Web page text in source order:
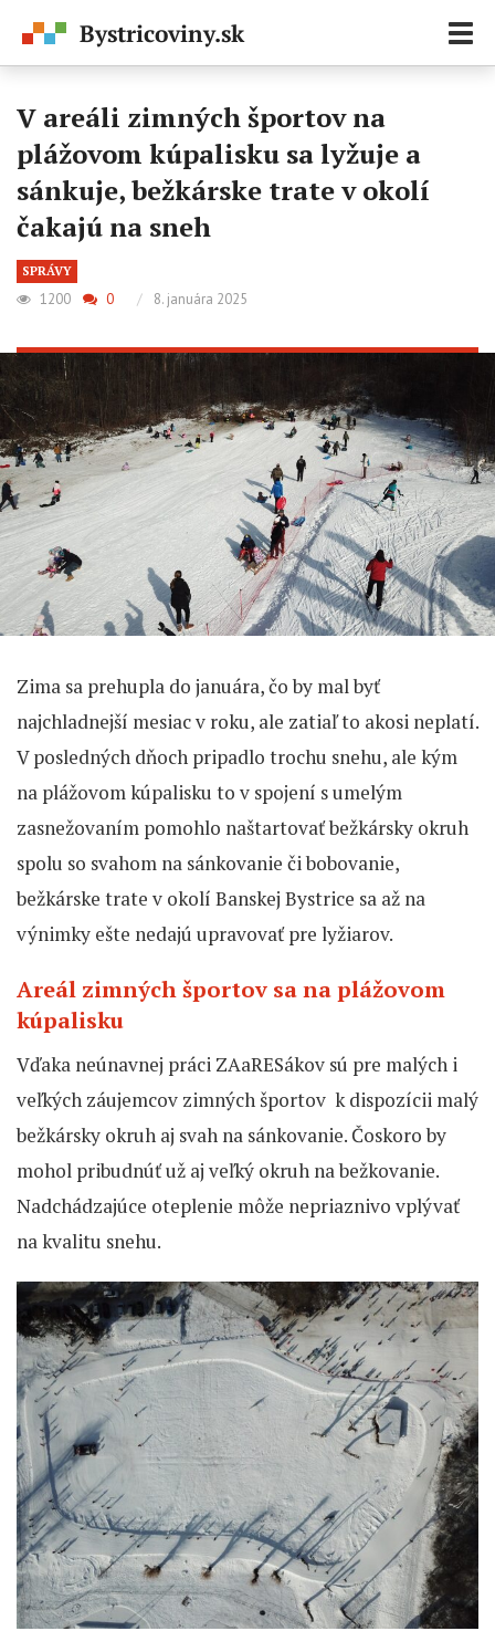
V areáli zimných športov na
plážovom kúpalisku sa lyžuje a
sánkuje, bežkárske trate v okolí
čakajú na sneh
SPRÁVY
1200 0 / 8. januára 2025
Zima sa prehupla do januára, čo by mal byť
najchladnejší mesiac v roku, ale zatiaľ to akosi neplatí.
V posledných dňoch pripadlo trochu snehu, ale kým
na plážovom kúpalisku to v spojení s umelým
zasnežovaním pomohlo naštartovať bežkársky okruh
spolu so svahom na sánkovanie či bobovanie,
bežkárske trate v okolí Banskej Bystrice sa až na
výnimky ešte nedajú upravovať pre lyžiarov.
Areál zimných športov sa na plážovom
kúpalisku
Vďaka neúnavnej práci ZAaRESákov sú pre malých i
veľkých záujemcov zimných športov k dispozícii malý
bežkársky okruh aj svah na sánkovanie. Čoskoro by
mohol pribudnúť už aj veľký okruh na bežkovanie.
Nadchádzajúce oteplenie môže nepriaznivo vplývať
na kvalitu snehu.